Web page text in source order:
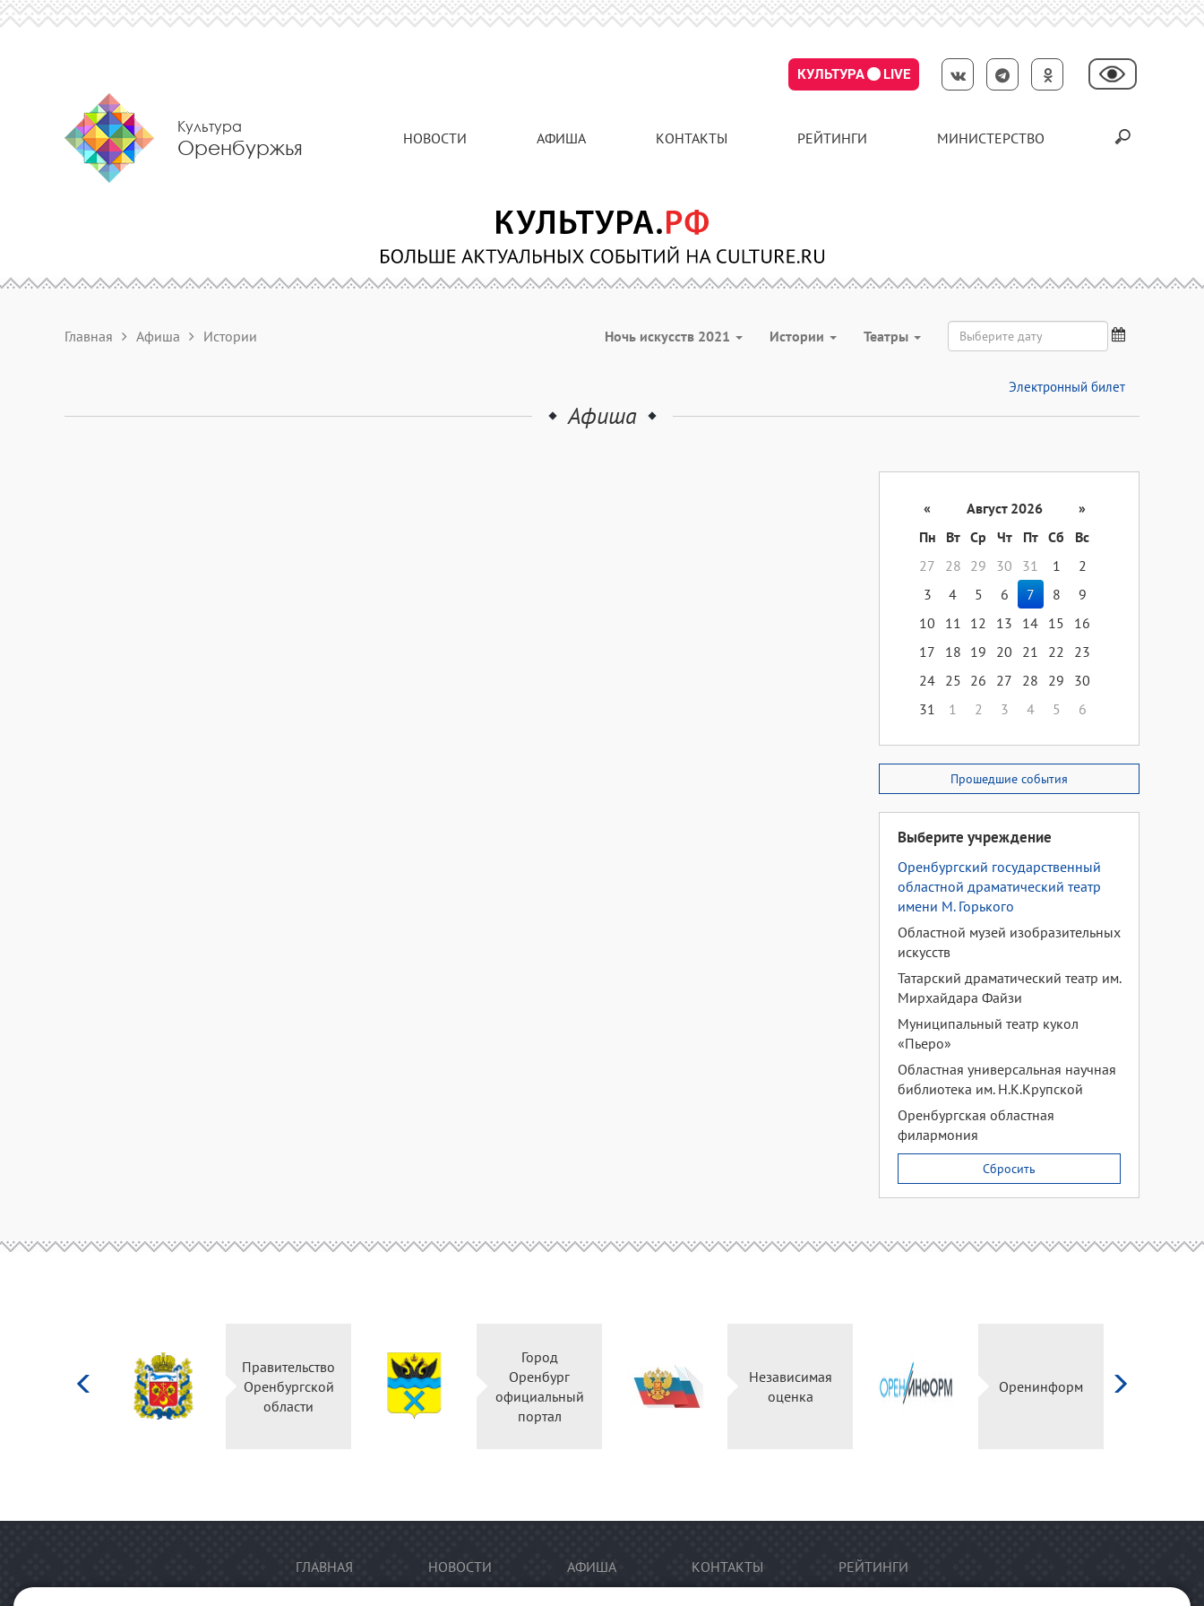
КУЛЬТУРА LIVE
Культура
Оренбуржья НОВОСТИ АФИША КОНТАКТЫ РЕЙТИНГИ МИНИСТЕРСТВО
Главная Афиша Истории Ночь искусств 2021 Истории Театры
Электронный билет
Афиша
« Август 2026
»
Пн
Вт Ср Чт Пт Сб
Вс
27
28 29 30 31 1
2
3
4 5 6 7 8
9
10
11 12 13 14 15
16
17
18 19 20 21 22
23
24 25 26 27 28 29
30
31
1 2 3 4 5 6
Прошедшие события
Выберите учреждение
Оренбургский государственный
областной драматический театр
имени М. Горького
Областной музей изобразительных
искусств
Татарский драматический театр им.
Мирхайдара Файзи
Муниципальный театр кукол
«Пьеро»
Областная универсальная научная
библиотека им. Н.К.Крупской
Оренбургская областная
филармония
Сбросить
культуры
Российской
Правительство
Оренбургской
области
Оренбург
официальный
Независимая
Оренинформ
ГЛАВНАЯ НОВОСТИ АФИША КОНТАКТЫ РЕЙТИНГИ